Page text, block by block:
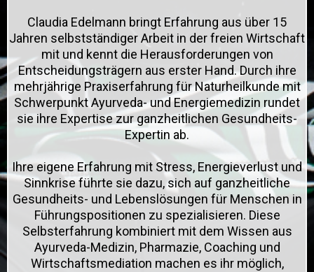
Claudia Edelmann bringt Erfahrung aus über 15
Jahren selbstständiger Arbeit in der freien Wirtschaft
mit und kennt die Herausforderungen von
Entscheidungsträgern aus erster Hand. Durch ihre
mehrjährige Praxiserfahrung für Naturheilkunde mit
Schwerpunkt Ayurveda- und Energiemedizin rundet
sie ihre Expertise zur ganzheitlichen Gesundheits-
Expertin ab.
Ihre eigene Erfahrung mit Stress, Energieverlust und
Sinnkrise führte sie dazu, sich auf ganzheitliche
Gesundheits- und Lebenslösungen für Menschen in
Führungspositionen zu spezialisieren. Diese
Selbsterfahrung kombiniert mit dem Wissen aus
Ayurveda-Medizin, Pharmazie, Coaching und
Wirtschaftsmediation machen es ihr möglich,